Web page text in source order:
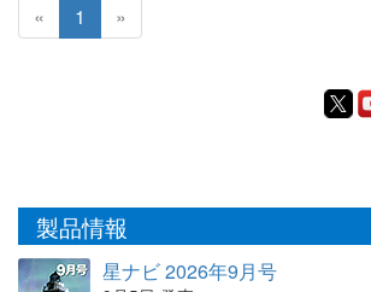
« 1 »
製品情報
星ナビ 2026年9月号